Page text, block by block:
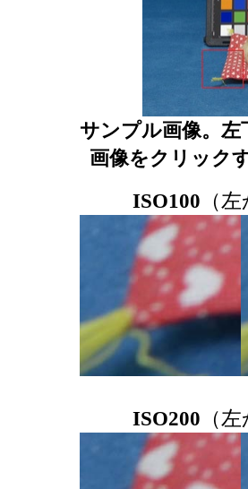
サンプル画像。
画像をクリック
ISO100 （
ISO200 （